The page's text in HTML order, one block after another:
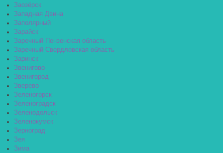
Заозёрск
Западная Двина
Заполярный
Зарайск
Заречный Пензенская область
Заречный Свердловская область
Заринск
Звенигово
Звенигород
Зверево
Зеленогорск
Зеленоградск
Зеленодольск
Зеленокумск
Зерноград
Зея
Зима